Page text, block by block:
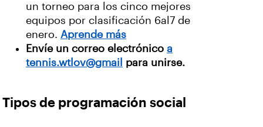
un torneo para los cinco mejores
equipos por clasificación 6al7 de
enero. Aprende más
Envíe un correo electrónico a
tennis.wtlov@gmail para unirse.
Tipos de programación social